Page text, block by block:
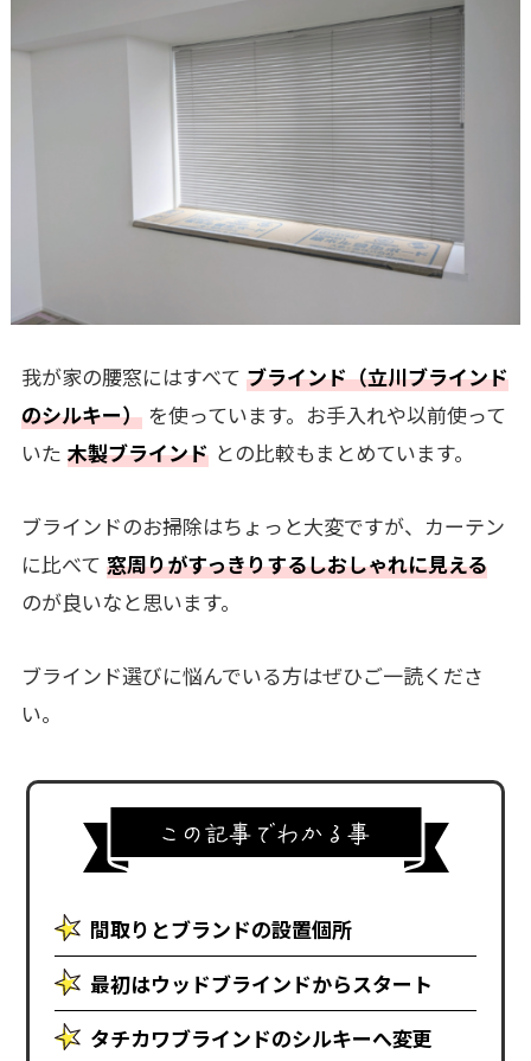
我が家の腰窓にはすべて ブラインド（立川ブラインド
のシルキー） を使っています。お手入れや以前使って
いた 木製ブラインド との比較もまとめています。
ブラインドのお掃除はちょっと大変ですが、カーテン
に比べて 窓周りがすっきりするしおしゃれに見える
のが良いなと思います。
ブラインド選びに悩んでいる方はぜひご一読くださ
い。
間取りとブランドの設置個所
最初はウッドブラインドからスタート
タチカワブラインドのシルキーへ変更